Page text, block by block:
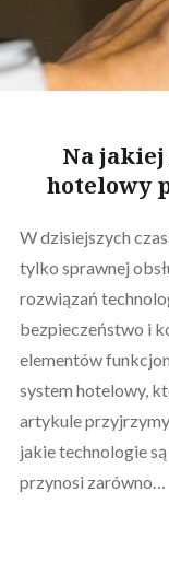
Na jakiej
hotelowy
W dzisiejszych
tylko sprawnej
rozwiązań
bezpieczeństwo i
elementów
system hotelowy,
artykule przyjrzymy
jakie technologie
przynosi zarówno…